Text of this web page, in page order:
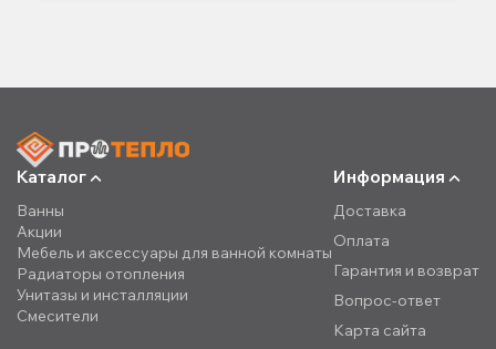
Каталог
Ванны
Акции
Мебель и аксессуары для ванной комнаты
Радиаторы отопления
Унитазы и инсталляции
Смесители
Информация
Доставка
Оплата
Гарантия и возврат
Вопрос-ответ
Карта сайта